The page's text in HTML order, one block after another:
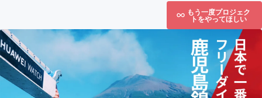
もう一度プロジェク
トをやってほしい